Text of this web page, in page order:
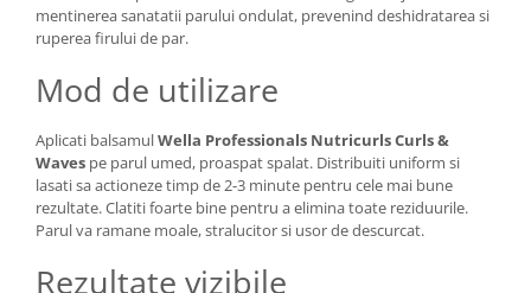
mentinerea sanatatii parului ondulat, prevenind deshidratarea si
ruperea firului de par.
Mod de utilizare
Aplicati balsamulWella Professionals Nutricurls Curls &
Waves pe parul umed, proaspat spalat. Distribuiti uniform si
lasati sa actioneze timp de 2-3 minute pentru cele mai bune
rezultate. Clatiti foarte bine pentru a elimina toate reziduurile.
Parul va ramane moale, stralucitor si usor de descurcat.
Rezultate vizibile